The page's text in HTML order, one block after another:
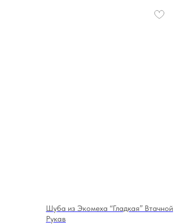
Шуба из Экомеха “Гладкая” Втачной
Рукав